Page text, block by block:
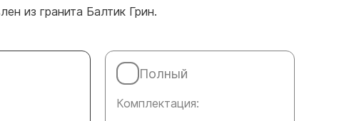
из гранита Балтик Грин.
Полный
Комплектация: